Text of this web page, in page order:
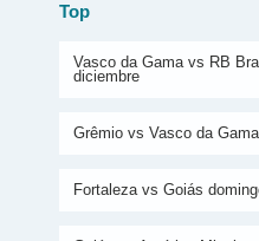
Top
Vasco da Gama vs RB
diciembre
Grêmio vs Vasco da
Fortaleza vs Goiás